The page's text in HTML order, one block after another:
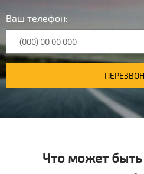
Ваш телефон:
Что может быть